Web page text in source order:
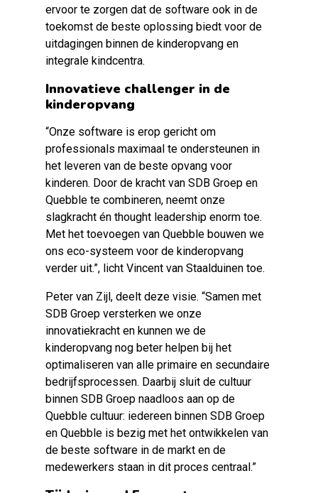
ervoor te zorgen dat de software ook in de
toekomst de beste oplossing biedt voor de
uitdagingen binnen de kinderopvang en
integrale kindcentra.
Innovatieve challenger in de
kinderopvang
“Onze software is erop gericht om
professionals maximaal te ondersteunen in
het leveren van de beste opvang voor
kinderen. Door de kracht van SDB Groep en
Quebble te combineren, neemt onze
slagkracht én thought leadership enorm toe.
Met het toevoegen van Quebble bouwen we
ons eco-systeem voor de kinderopvang
verder uit.”, licht Vincent van Staalduinen toe.
Peter van Zijl, deelt deze visie. “Samen met
SDB Groep versterken we onze
innovatiekracht en kunnen we de
kinderopvang nog beter helpen bij het
optimaliseren van alle primaire en secundaire
bedrijfsprocessen. Daarbij sluit de cultuur
binnen SDB Groep naadloos aan op de
Quebble cultuur: iedereen binnen SDB Groep
en Quebble is bezig met het ontwikkelen van
de beste software in de markt en de
medewerkers staan in dit proces centraal.”